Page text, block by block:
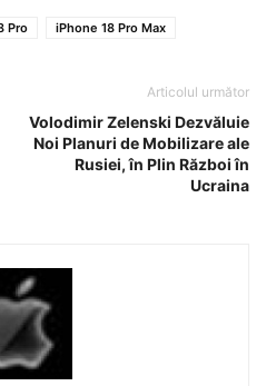
Pro iPhone 18 Pro Max
Articolul următor
Volodimir Zelenski Dezvăluie
Noi Planuri de Mobilizare ale
Rusiei, în Plin Război în
Ucraina